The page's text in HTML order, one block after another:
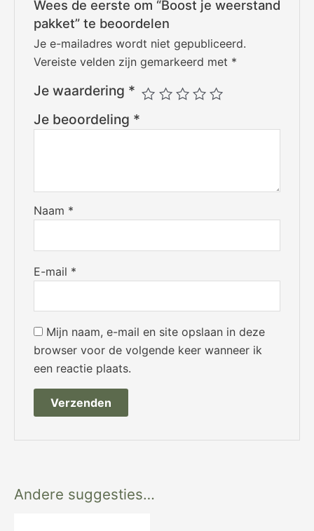
Wees de eerste om “Boost je weerstand
pakket” te beoordelen
Je e-mailadres wordt niet gepubliceerd.
Vereiste velden zijn gemarkeerd met *
Je waardering *
Je beoordeling *
Naam *
E-mail *
Mijn naam, e-mail en site opslaan in deze
browser voor de volgende keer wanneer ik
een reactie plaats.
Andere suggesties…